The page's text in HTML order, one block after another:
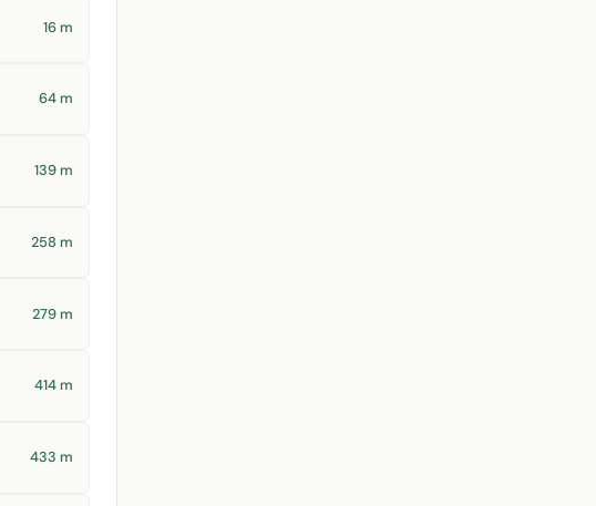
16 m
64 m
139 m
258 m
279 m
414 m
433 m